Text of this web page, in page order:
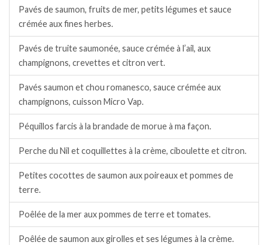
Pavés de saumon, fruits de mer, petits légumes et sauce
crémée aux fines herbes.
Pavés de truite saumonée, sauce crémée à l’ail, aux
champignons, crevettes et citron vert.
Pavés saumon et chou romanesco, sauce crémée aux
champignons, cuisson Micro Vap.
Péquillos farcis à la brandade de morue à ma façon.
Perche du Nil et coquillettes à la crème, ciboulette et citron.
Petites cocottes de saumon aux poireaux et pommes de
terre.
Poêlée de la mer aux pommes de terre et tomates.
Poêlée de saumon aux girolles et ses légumes à la crème.